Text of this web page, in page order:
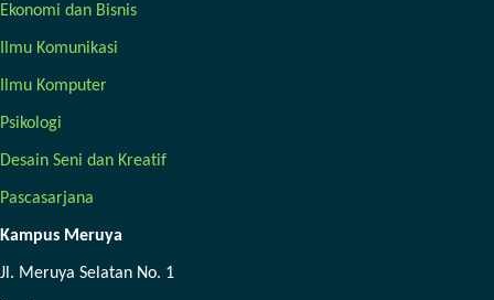
Ekonomi dan Bisnis
Ilmu Komunikasi
Ilmu Komputer
Psikologi
Desain Seni dan Kreatif
Pascasarjana
Kampus Meruya
Jl. Meruya Selatan No. 1